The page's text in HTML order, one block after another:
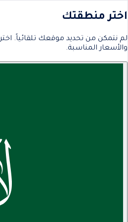
اختر منطقتك
لم نتمكن من تحديد موقعك تلقائياً.
والأسعار المناسبة.